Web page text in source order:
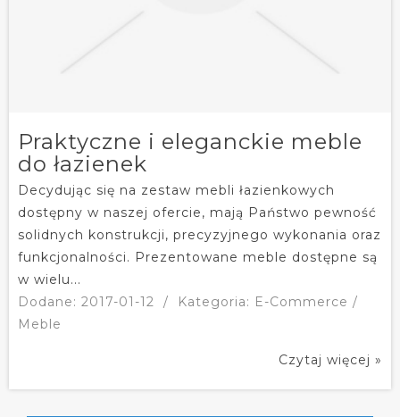
Praktyczne i eleganckie meble
do łazienek
Decydując się na zestaw mebli łazienkowych
dostępny w naszej ofercie, mają Państwo pewność
solidnych konstrukcji, precyzyjnego wykonania oraz
funkcjonalności. Prezentowane meble dostępne są
w wielu...
Dodane: 2017-01-12
/
Kategoria: E-Commerce /
Meble
Czytaj więcej »